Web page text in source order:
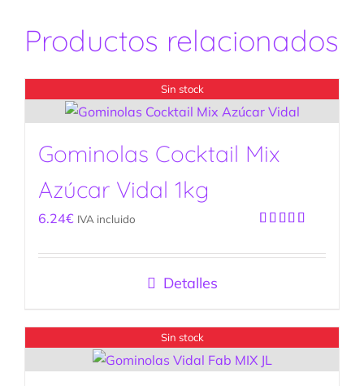
Productos relacionados
Sin stock
Gominolas Cocktail Mix
Azúcar Vidal 1kg
con5.00de
6.24€ IVA incluido
Detalles
Sin stock